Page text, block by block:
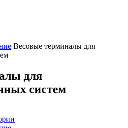
Весовые терминалы для
для
систем